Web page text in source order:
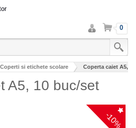
Intra
in
cont
Cos 0
Coperti si etichete scolare Coperta caiet A5,
A5, 10 buc/set
-10%